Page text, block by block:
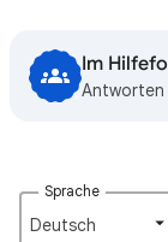
Im
Antworten
Sprache
Deutsch‎